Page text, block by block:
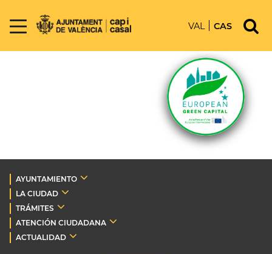
VAL CAS
AYUNTAMIENTO
LA CIUDAD
TRÁMITES
ATENCIÓN CIUDADANA
ACTUALIDAD